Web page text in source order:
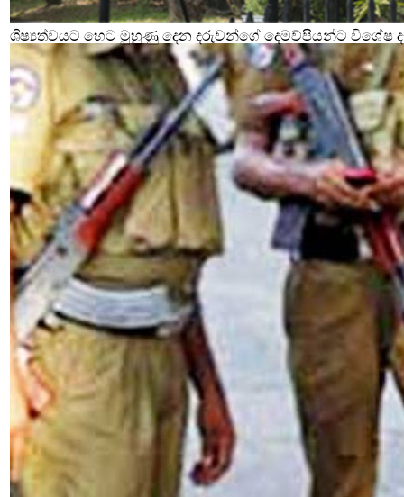
ශිෂ්‍යත්වයට හෙට මුහුණු දෙන දරුවන්ගේ දෙමව්පියන්ට විශේෂ